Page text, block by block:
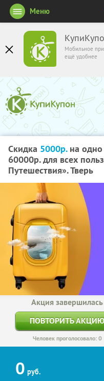
Мобильное
ещё удобнее
Меню
Скидка 5000р.на одно
60000р. для всех
Путешествия». Тверь
Акция завершилась
ПОВТОРИТЬ АКЦИЮ
Человек проголосовало: 0
0 руб.